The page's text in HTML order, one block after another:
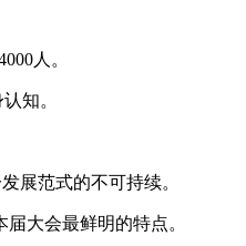
人。
知。
展范式的不可持续。
大会最鲜明的特点。